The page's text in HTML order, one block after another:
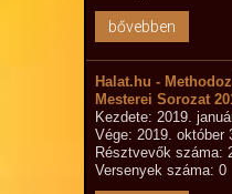
bővebben
Halat.hu -
Mesterei Sorozat
Kezdete: 2019.
Vége: 2019. október
Résztvevők száma:
Versenyek száma: 0